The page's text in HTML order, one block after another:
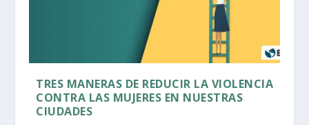
TRES MANERAS DE REDUCIR LA VIOLENCIA
CONTRA LAS MUJERES EN NUESTRAS
CIUDADES